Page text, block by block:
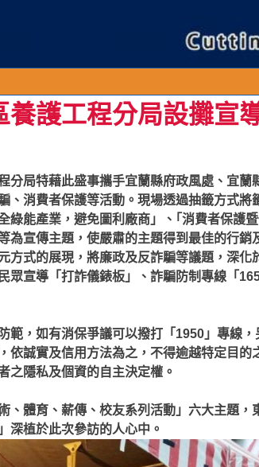
護工程分局設攤宣
分局特藉此盛事攜手宜蘭縣府政風處、宜蘭
、消費者保護等活動。現場透過抽籤方式將
綠能產業，避免圖利廠商」、｢消費者保護
為宣傳主題，使嚴肅的主題得到最佳的行銷
方式的展現，將廉政及反詐騙等議題，深化
眾宣導「打詐儀錶板」、詐騙防制專線「
範，如有消保爭議可以撥打「1950」專線，
依誠實及信用方法為之，不得逾越特定目的
之隱私及個資的自主決定權。
、體育、薪傳、校友系列活動」六大主題，
深植於此次參訪的人心中。